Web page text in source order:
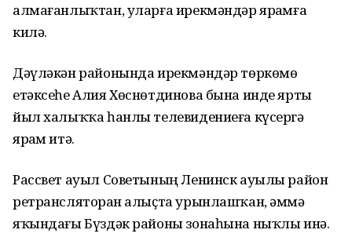
алмағанлыҡтан, уларға ирекмәндәр ярҙамға
килә.
Дәүләкән районында ирекмәндәр төркөмө
етәксеһе Алия Хөснөтдинова бына инде ярты
йыл халыҡҡа һанлы телевидениеға күсергә
ярҙам итә.
Рассвет ауыл Советының Ленинск ауылы район
ретрансляторҙан алыҫта урынлашҡан, әммә
яҡындағы Бүздәк районы зонаһына ныҡлы инә.